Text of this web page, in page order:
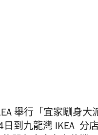
舉行「宜家瞓身大
到九龍灣 IKEA 分